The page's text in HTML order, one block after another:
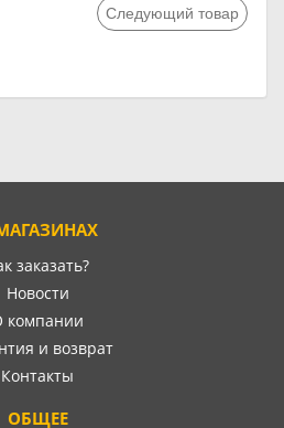
Следующий товар
заказать?
Новости
компании
и возврат
Контакты
ОБЩЕЕ